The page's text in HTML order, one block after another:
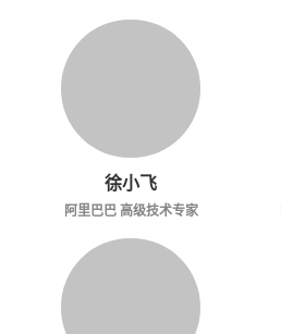
徐小飞
阿里巴巴 高级技术专家